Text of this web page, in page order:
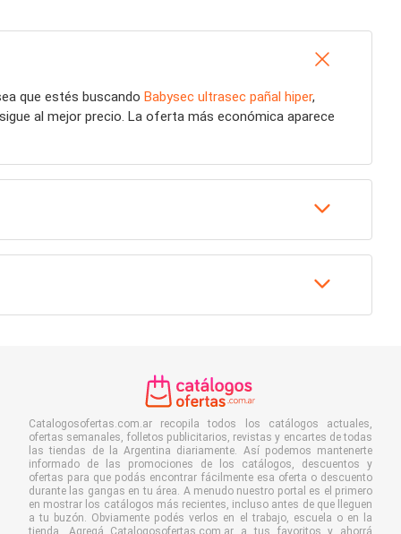
que estés buscando Babysec ultrasec pañal hiper,
al mejor precio. La oferta más económica aparece
Catalogosofertas.com.ar recopila todos los catálogos actuales,
ofertas semanales, folletos publicitarios, revistas y encartes de todas
las tiendas de la Argentina diariamente. Así podemos mantenerte
informado de las promociones de los catálogos, descuentos y
ofertas para que podás encontrar fácilmente esa oferta o descuento
durante las gangas en tu área. A menudo nuestro portal es el primero
en mostrar los catálogos más recientes, incluso antes de que lleguen
a tu buzón. Obviamente podés verlos en el trabajo, escuela o en la
tienda. Agregá Catalogosofertas.com.ar a tus favoritos y ahorrá